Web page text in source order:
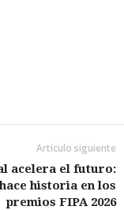
Artículo siguiente
acelera el futuro:
historia en los
premios FIPA 2026